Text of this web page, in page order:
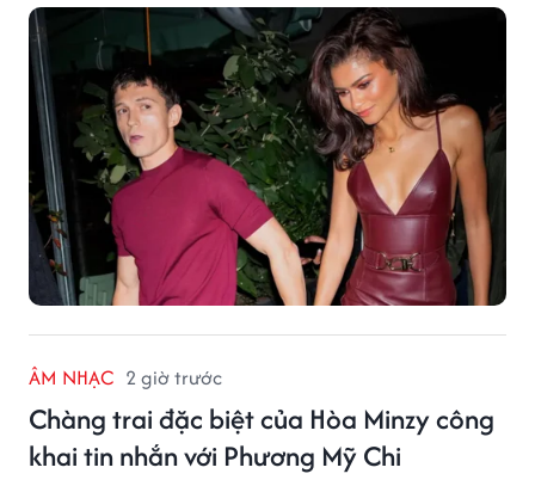
ÂM NHẠC 2 giờ trước
Chàng trai đặc biệt của Hòa Minzy công
khai tin nhắn với Phương Mỹ Chi